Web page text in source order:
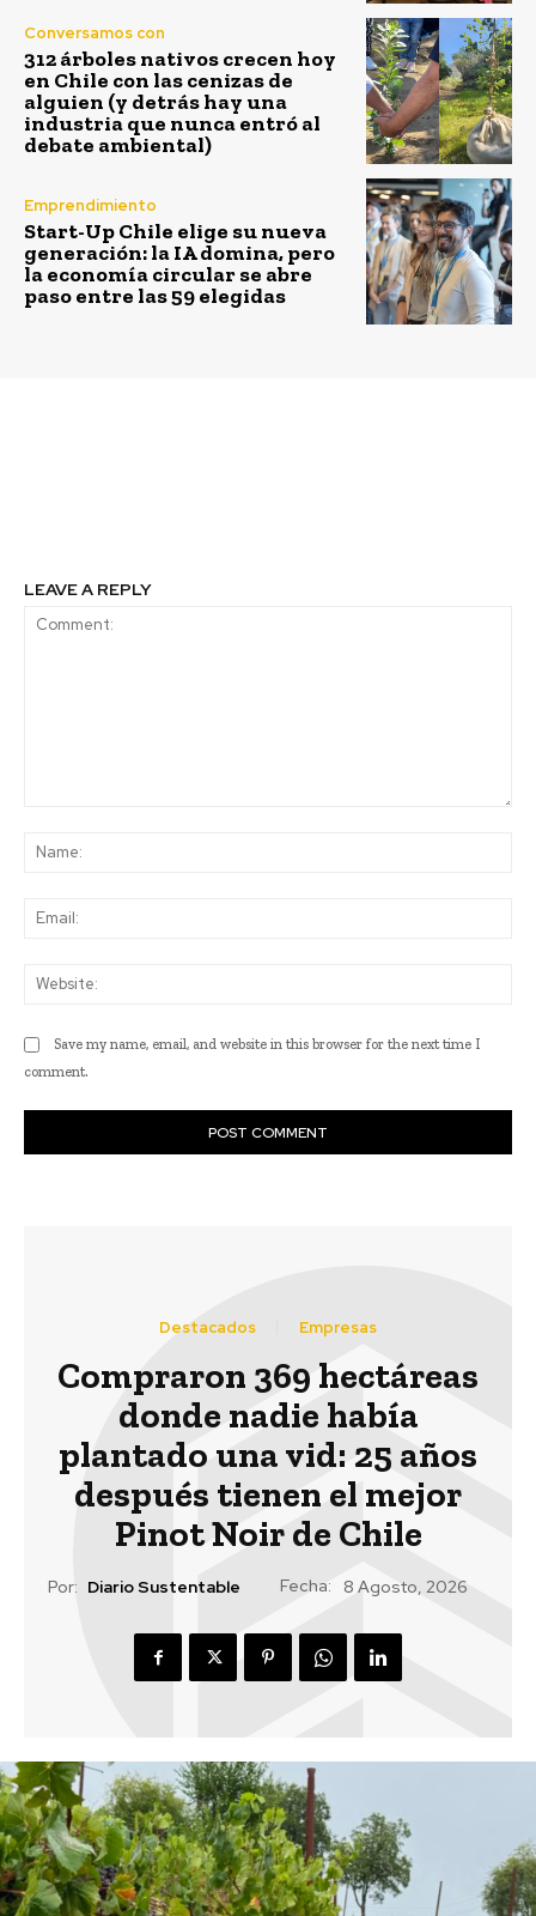
Conversamos con
312 árboles nativos crecen hoy
en Chile con las cenizas de
alguien (y detrás hay una
industria que nunca entró al
debate ambiental)
Emprendimiento
Start-Up Chile elige su nueva
generación: la IA domina, pero
la economía circular se abre
paso entre las 59 elegidas
LEAVE A REPLY
Save my name, email, and website in this browser for the next time I
comment.